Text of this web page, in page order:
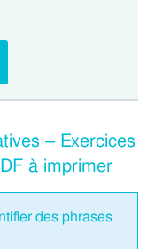
– Exercices
à imprimer
des phrases